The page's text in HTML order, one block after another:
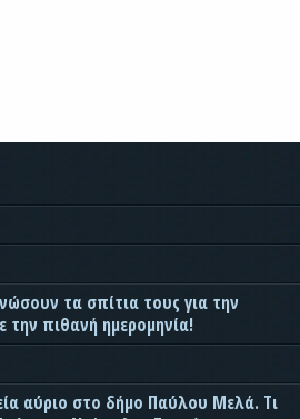
τα σπίτια τους για την
την πιθανή ημερομηνία!
αύριο στο δήμο Παύλου Μελά. Τι